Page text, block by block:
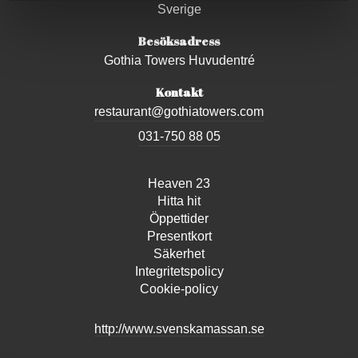
Sverige
Besöksadress
Gothia Towers Huvudentré
Kontakt
restaurant@gothiatowers.com
031-750 88 05
Heaven 23
Hitta hit
Öppettider
Presentkort
Säkerhet
Integritetspolicy
Cookie-policy
http://www.svenskamassan.se